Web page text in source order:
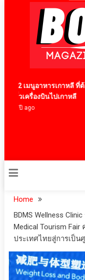
12 เมนูอาหารเกาหลี ที่ต้อง
ตั๋วเครื่องบินไปเกาหลี
4 ปี ago
Home
BDMS Wellness
Medical Tourism
ประเทศไทยสู่การเป็น